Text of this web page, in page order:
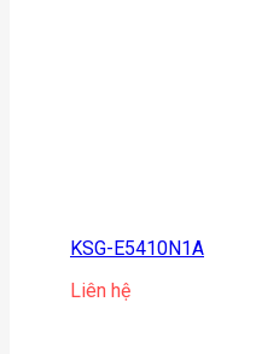
KSG-E5410N1A
Liên hệ